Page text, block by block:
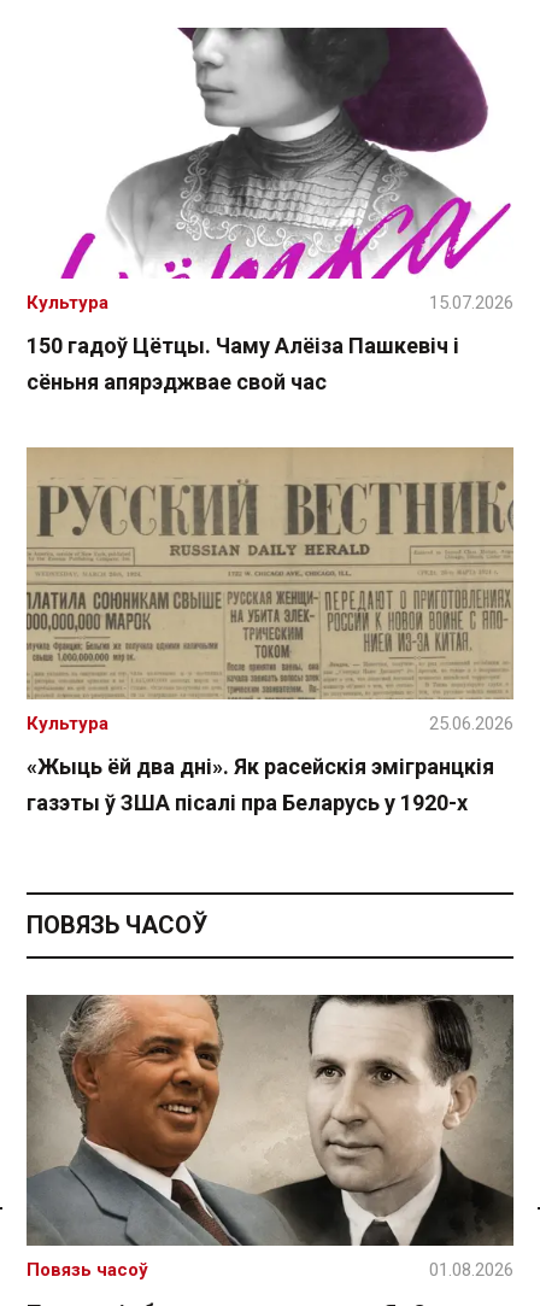
Спасылка без VPN
150 гадоў Цётцы. Чаму Алёіза Пашкевіч і
сёньня апярэджвае свой час
Культура 15.07.2026
«Жыць ёй два дні». Як расейскія эмігранцкія
газэты ў ЗША пісалі пра Беларусь у 1920-х
Культура 25.06.2026
ПОВЯЗЬ ЧАСОЎ
Повязь часоў 01.08.2026